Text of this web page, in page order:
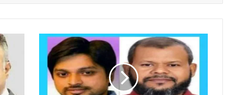
বিএনপির
পদযাত্রার
মাঝ
খেকে